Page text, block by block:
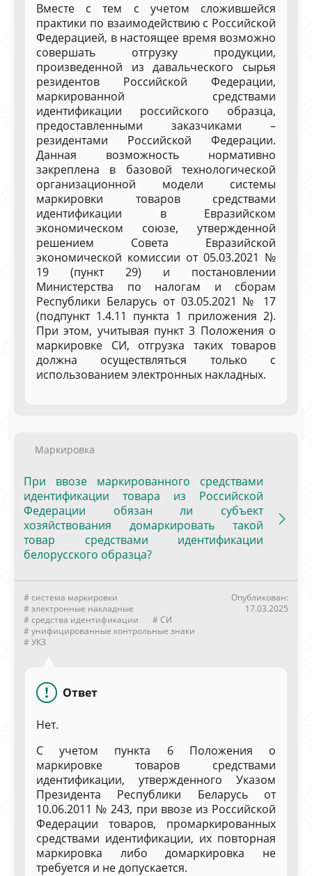
Вместе с тем с учетом сложившейся
практики по взаимодействию с Российской
Федерацией, в настоящее время возможно
совершать отгрузку продукции,
произведенной из давальческого сырья
резидентов Российской Федерации,
маркированной средствами
идентификации российского образца,
предоставленными заказчиками –
резидентами Российской Федерации.
Данная возможность нормативно
закреплена в базовой технологической
организационной модели системы
маркировки товаров средствами
идентификации в Евразийском
экономическом союзе, утвержденной
решением Совета Евразийской
экономической комиссии от 05.03.2021 №
19 (пункт 29) и постановлении
Министерства по налогам и сборам
Республики Беларусь от 03.05.2021 № 17
(подпункт 1.4.11 пункта 1 приложения 2).
При этом, учитывая пункт 3 Положения о
маркировке СИ, отгрузка таких товаров
должна осуществляться только с
использованием электронных накладных.
Маркировка
При ввозе маркированного средствами
идентификации товара из Российской
Федерации обязан ли субъект
хозяйствования домаркировать такой
товар средствами идентификации
белорусского образца?
# система маркировки
# электронные накладные
# средства идентификации
# СИ
# унифицированные контрольные знаки
# УКЗ
Опубликован:
17.03.2025
Ответ
Нет.
С учетом пункта 6 Положения о
маркировке товаров средствами
идентификации, утвержденного Указом
Президента Республики Беларусь от
10.06.2011 № 243, при ввозе из Российской
Федерации товаров, промаркированных
средствами идентификации, их повторная
маркировка либо домаркировка не
требуется и не допускается.